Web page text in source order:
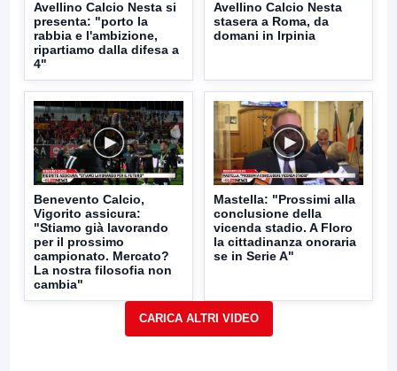
Avellino Calcio Nesta si
presenta: "porto la
rabbia e l'ambizione,
ripartiamo dalla difesa a
4"
Avellino Calcio Nesta
stasera a Roma, da
domani in Irpinia
Benevento Calcio,
Vigorito assicura:
"Stiamo già lavorando
per il prossimo
campionato. Mercato?
La nostra filosofia non
cambia"
Mastella: "Prossimi alla
conclusione della
vicenda stadio. A Floro
la cittadinanza onoraria
se in Serie A"